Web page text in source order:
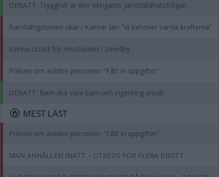
DEBATT: Trygghet är den viktigaste jämställdhetsfrågan
Barnfattigdomen ökar i Kalmar län: ”Vi behöver samla krafterna”
Kvinna utsatt för misshandel i Smedby
Polisen om avlidne personen: ”Fått in uppgifter”
DEBATT: Barn ska vara barn och ingenting annat
MEST LÄST
Polisen om avlidne personen: ”Fått in uppgifter”
MAN ANHÅLLEN INATT – UTREDS FÖR FLERA BROTT